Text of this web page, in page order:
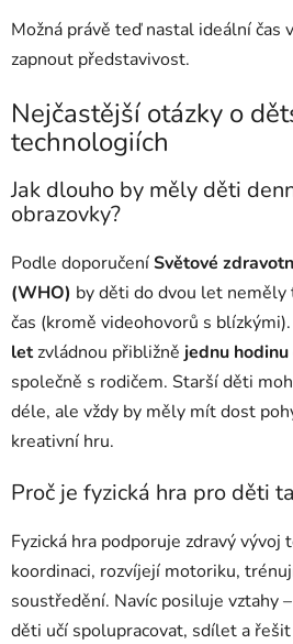
Možná právě teď nastal ideální čas
zapnout představivost.
Nejčastější otázky o
technologiích
Jak dlouho by měly děti
obrazovky?
Podle doporučeníSvětové
(WHO) by děti do dvou let neměly
čas (kromě videohovorů s
letzvládnou přibližně jednu hodinu
společně s rodičem. Starší děti
déle, ale vždy by měly mít dost
kreativní hru.
Proč je fyzická hra pro děti
Fyzická hra podporuje zdravý
koordinaci, rozvíjejí motoriku,
soustředění. Navíc posiluje vztahy
děti učí spolupracovat, sdílet a